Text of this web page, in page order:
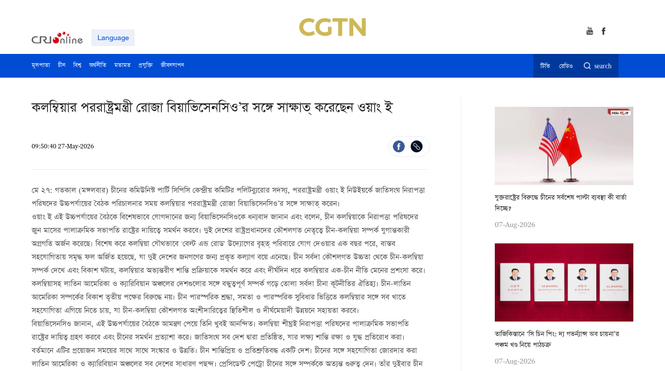
Language
মূলপাতা চীন বিশ্ব অর্থনীতি মতামত প্রযুক্তি জীবনযাপন টিভি রেডিও search
কলম্বিয়ার পররাষ্ট্রমন্ত্রী রোজা বিয়াভিসেনসিও’র সঙ্গে সাক্ষাত্ করেছেন ওয়াং ই
09:50:40 27-May-2026
মে ২৭: গতকাল (মঙ্গলবার) চীনের কমিউনিস্ট পার্টি সিপিসি কেন্দ্রীয় কমিটির পলিটব্যুরোর সদস্য, পররাষ্ট্রমন্ত্রী ওয়াং ই নিউইয়র্কে জাতিসংঘ নিরাপত্তা
পরিষদের উচ্চপর্যায়ের বৈঠক পরিচালনার সময় কলম্বিয়ার পররাষ্ট্রমন্ত্রী রোজা বিয়াভিসেনসিও’র সঙ্গে সাক্ষাত্ করেন।
ওয়াং ই এই উচ্চপর্যায়ের বৈঠকে বিশেষভাবে যোগদানের জন্য বিয়াভিসেনসিওকে ধন্যবাদ জানান এবং বলেন, চীন কলম্বিয়াকে নিরাপত্তা পরিষদের
জুন মাসের পালাক্রমিক সভাপতি রাষ্ট্রের দায়িত্বে সমর্থন করবে। দুই দেশের রাষ্ট্রপ্রধানদের কৌশলগত নেতৃত্বে চীন-কলম্বিয়া সম্পর্ক যুগান্তকারী
অগ্রগতি অর্জন করেছে। বিশেষ করে কলম্বিয়া যৌথভাবে 'বেল্ট এন্ড রোড' উদ্যোগের বৃহত্ পরিবারে যোগ দেওয়ার এক বছর পরে, বাস্তব
সহযোগিতায় সমৃদ্ধ ফল অর্জিত হয়েছে, যা দুই দেশের জনগণের জন্য প্রকৃত কল্যাণ বয়ে এনেছে। চীন সর্বদা কৌশলগত উচ্চতা থেকে চীন-কলম্বিয়া
সম্পর্ক দেখে এবং বিকাশ ঘটায়, কলম্বিয়ার অভ্যন্তরীণ শান্তি প্রক্রিয়াকে সমর্থন করে এবং দীর্ঘদিন ধরে কলম্বিয়ার এক-চীন নীতি মেনের প্রশংসা করে।
কলম্বিয়াসহ লাতিন আমেরিকা ও ক্যারিবিয়ান অঞ্চলের দেশগুলোর সঙ্গে বন্ধুত্বপূর্ণ সম্পর্ক গড়ে তোলা সর্বদা চীনা কূটনীতির ঐতিহ্য। চীন-লাতিন
আমেরিকা সম্পর্কের বিকাশ তৃতীয় পক্ষের বিরুদ্ধে নয়। চীন পারস্পরিক শ্রদ্ধা, সমতা ও পারস্পরিক সুবিধার ভিত্তিতে কলম্বিয়ার সঙ্গে সব খাতে
সহযোগিতা এগিয়ে নিতে চায়, যা চীন-কলম্বিয়া কৌশলগত অংশীদারিত্বের স্থিতিশীল ও দীর্ঘমেয়াদী উন্নয়নে সহায়তা করবে।
বিয়াভিসেনসিও জানান, এই উচ্চপর্যায়ের বৈঠকে আমন্ত্রণ পেয়ে তিনি খুবই আনন্দিত। কলম্বিয়া শীঘ্রই নিরাপত্তা পরিষদের পালাক্রমিক সভাপতি
রাষ্ট্রের দায়িত্ব গ্রহণ করবে এবং চীনের সমর্থন প্রত্যাশা করে। জাতিসংঘ সব দেশ দ্বারা প্রতিষ্ঠিত, যার লক্ষ্য শান্তি রক্ষা ও যুদ্ধ প্রতিরোধ করা।
বর্তমানে এটির প্রয়োজন সময়ের সাথে সাথে সংস্কার ও উন্নতি। চীন শান্তিপ্রিয় ও প্রতিশ্রুতিবদ্ধ একটি দেশ। চীনের সঙ্গে সহযোগিতা জোরদার করা
লাতিন আমেরিকা ও ক্যারিবিয়ান অঞ্চলের সব দেশের সাধারণ পছন্দ। প্রেসিডেন্ট পেট্রো চীনের সঙ্গে সম্পর্ককে অত্যন্ত গুরুত্ব দেন। তাঁর দুইবার চীন
যুক্তরাষ্ট্রের বিরুদ্ধে চীনের সর্বশেষ পাল্টা ব্যবস্থা কী বার্তা
দিচ্ছে?
07-Aug-2026
তাজিকিস্তানে ‘সি চিন পিং: দ্য গভর্ন্যান্স অব চায়না’র
পঞ্চম খণ্ড নিয়ে পাঠচক্র
07-Aug-2026